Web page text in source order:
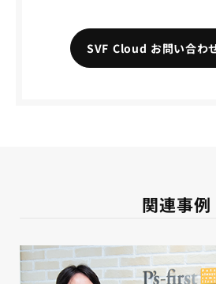
SVF Cloud お問い合わ
関連事例